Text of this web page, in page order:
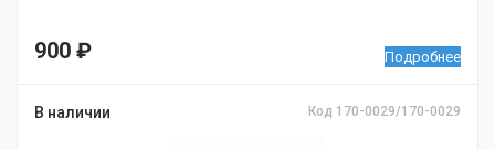
900 ₽ Подробнее
В наличии Код 170-0029/170-0029